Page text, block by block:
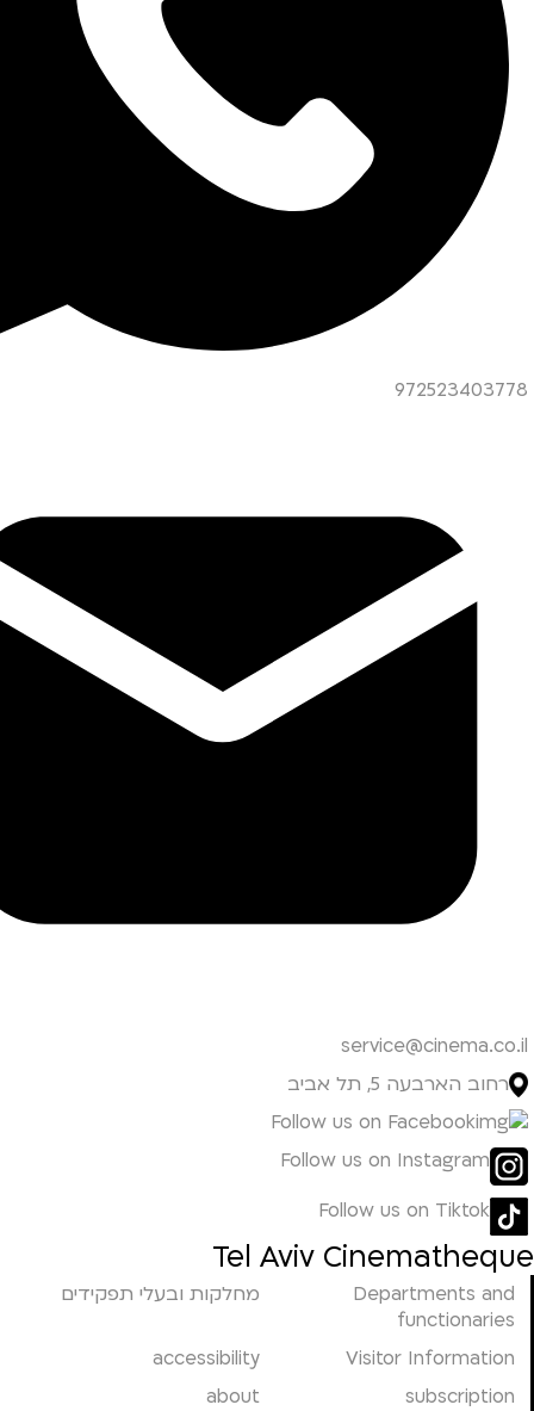
972523403778
service@cinema.co.il
רחוב הארבעה 5, תל אביב
Follow us on Facebook
Follow us on Instagram
Follow us on Tiktok
Tel Aviv Cinematheque
Departments and
functionaries
מחלקות ובעלי תפקידים
Visitor Information
accessibility
subscription
about